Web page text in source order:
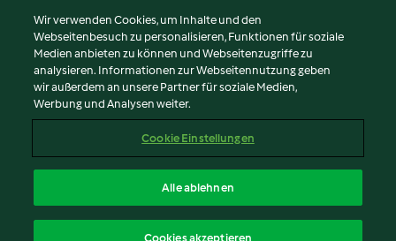
Nutzungsbedingungen
Datenschutzrichtlinien
Disclaimer
Impressum
Cookies
Abo kündigen
Erklärung zur Barrierefreiheit
Wir verwenden Cookies, um Inhalte und den
Webseitenbesuch zu personalisieren, Funktionen für soziale
Medien anbieten zu können und Webseitenzugriffe zu
analysieren. Informationen zur Webseitennutzung geben
wir außerdem an unsere Partner für soziale Medien,
Werbung und Analysen weiter.
Cookie Einstellungen
Alle ablehnen
Cookies akzeptieren